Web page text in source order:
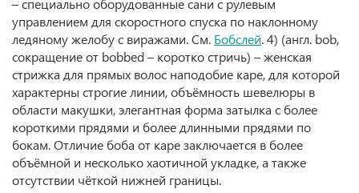
– специально оборудованные сани с рулевым
управлением для скоростного спуска по наклонному
ледяному желобу с виражами. См. Бобслей. 4) (англ. bob,
сокращение от bobbed – коротко стричь) – женская
стрижка для прямых волос наподобие каре, для которой
характерны строгие линии, объёмность шевелюры в
области макушки, элегантная форма затылка с более
короткими прядями и более длинными прядями по
бокам. Отличие боба от каре заключается в более
объёмной и несколько хаотичной укладке, а также
отсутствии чёткой нижней границы.